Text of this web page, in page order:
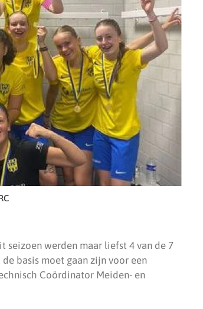
seizoen werden maar liefst 4 van de 7
basis moet gaan zijn voor een
Coördinator Meiden- en